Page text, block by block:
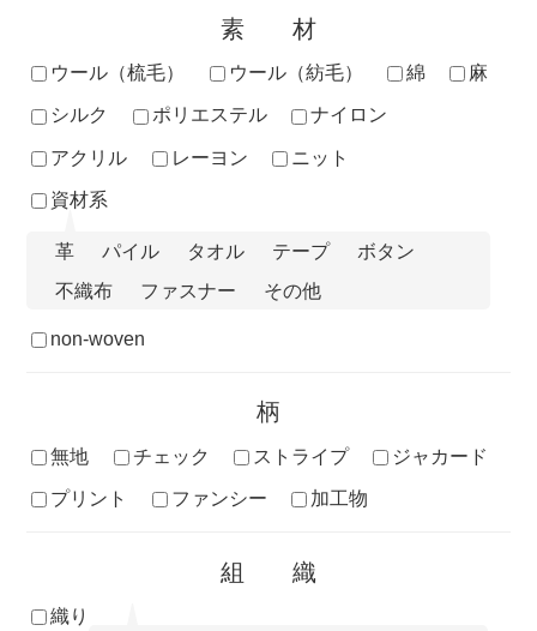
素材
ウール（梳毛） ウール（紡毛） 綿
麻
シルク
ポリエステル
ナイロン
アクリル
レーヨン
ニット
資材系
革 パイル タオル テープ
ボタン
不織布
ファスナー その他
non-woven
柄
無地 チェック ストライプ
ジャカード
プリント
ファンシー 加工物
組織
織り